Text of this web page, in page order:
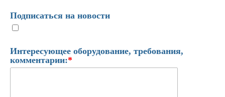
Подписаться на новости
Интересующее оборудование, требования,
комментарии:*